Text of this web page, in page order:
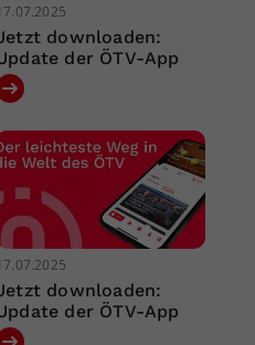
downloaden:
der ÖTV-App
downloaden:
der ÖTV-App